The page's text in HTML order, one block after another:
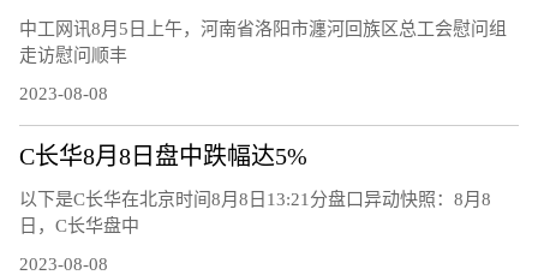
中工网讯8月5日上午，河南省洛阳市瀍河回族区总工会慰问组
走访慰问顺丰
2023-08-08
C长华8月8日盘中跌幅达5%
以下是C长华在北京时间8月8日13:21分盘口异动快照：8月8
日，C长华盘中
2023-08-08